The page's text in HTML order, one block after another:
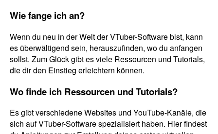
Wie fange ich an?
Wenn du neu in der Welt der VTuber-Software bist, kann
es überwältigend sein, herauszufinden, wo du anfangen
sollst. Zum Glück gibt es viele Ressourcen und Tutorials,
die dir den Einstieg erleichtern können.
Wo finde ich Ressourcen und Tutorials?
Es gibt verschiedene Websites und YouTube-Kanäle, die
sich auf VTuber-Software spezialisiert haben. Hier findest